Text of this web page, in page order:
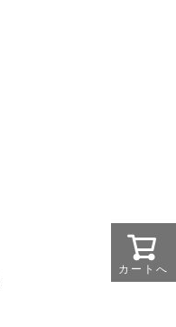
カートへ